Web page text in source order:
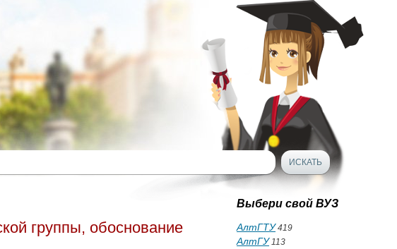
группы, обоснование
Выбери свой ВУЗ
АлтГТУ419
АлтГУ113